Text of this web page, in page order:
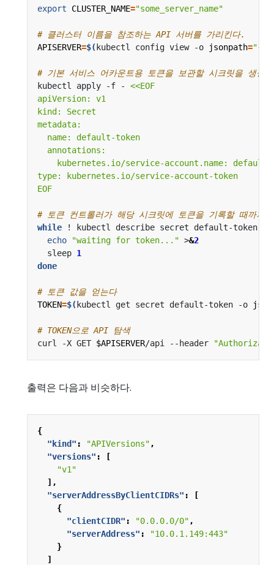
export
CLUSTER_NAME="some_server_name"
# 클러스터 이름을 참조하는 API 서버를 가리킨다.
APISERVER=$( kubectl config view -o jsonpath=
# 기본 서비스 어카운트용 토큰을 보관할 시크릿을 생성
kubectl apply -f -
EOF
# 토큰 컨트롤러가 해당 시크릿에 토큰을 기록할 때까지
while ! kubectl describe secret default-token
echo
"waiting for token..." >&2
  sleep
1
done
# 토큰 값을 얻는다
TOKEN=$( kubectl get secret default-token -o
# TOKEN으로 API 탐색
curl -X GET $APISERVER/api --header
출력은 다음과 비슷하다.
{
"kind" : "APIVersions" ,
"versions" :
[
"v1"
],
"serverAddressByClientCIDRs" :
[
{
"clientCIDR" : "0.0.0.0/0" ,
"serverAddress" :
"10.0.1.149:443"
}
]